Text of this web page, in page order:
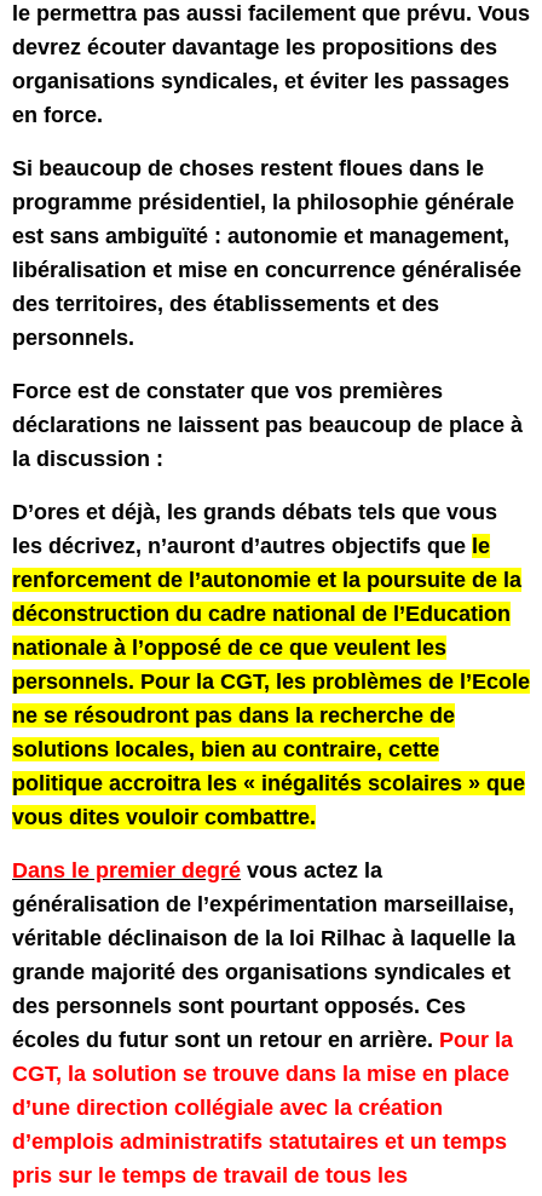
le permettra pas aussi facilement que prévu. Vous
devrez écouter davantage les propositions des
organisations syndicales, et éviter les passages
en force.
Si beaucoup de choses restent floues dans le
programme présidentiel, la philosophie générale
est sans ambiguïté : autonomie et management,
libéralisation et mise en concurrence généralisée
des territoires, des établissements et des
personnels.
Force est de constater que vos premières
déclarations ne laissent pas beaucoup de place à
la discussion :
D’ores et déjà, les grands débats tels que vous
les décrivez, n’auront d’autres objectifs que le
renforcement de l’autonomie et la poursuite de la
déconstruction du cadre national de l’Education
nationale à l’opposé de ce que veulent les
personnels. Pour la CGT, les problèmes de l’Ecole
ne se résoudront pas dans la recherche de
solutions locales, bien au contraire, cette
politique accroitra les « inégalités scolaires » que
vous dites vouloir combattre.
Dans le premier degré vous actez la
généralisation de l’expérimentation marseillaise,
véritable déclinaison de la loi Rilhac à laquelle la
grande majorité des organisations syndicales et
des personnels sont pourtant opposés. Ces
écoles du futur sont un retour en arrière. Pour la
CGT, la solution se trouve dans la mise en place
d’une direction collégiale avec la création
d’emplois administratifs statutaires et un temps
pris sur le temps de travail de tous les